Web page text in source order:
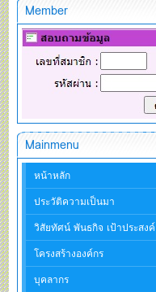
Member
Mainmenu
หน้าหลัก
ประวัติความเป็นมา
วิสัยทัศน์ พันธกิจ เป้าประสงค์
โครงสร้างองค์กร
บุคลากร